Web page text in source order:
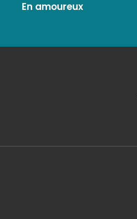
En amoureux